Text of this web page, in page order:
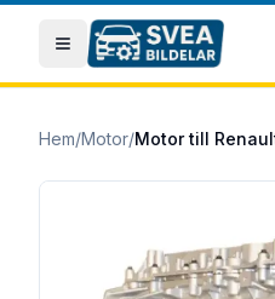
Hoppa till huvudinnehåll
Öppna meny
Hem/Motor/